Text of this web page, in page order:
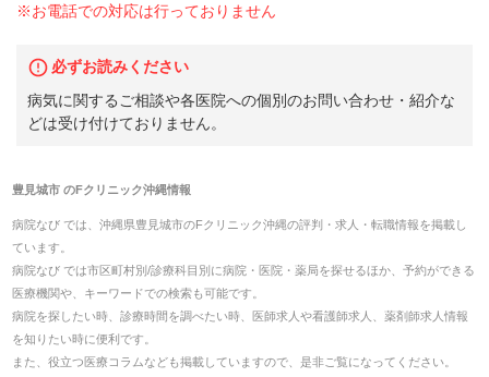
※お電話での対応は行っておりません
必ずお読みください
病気に関するご相談や各医院への個別のお問い合わせ・紹介な
どは受け付けておりません。
豊見城市のFクリニック沖縄情報
病院なび では、 沖縄県豊見城市のFクリニック沖縄の評判・求人・転職情報を掲載し
ています。
病院なび では市区町村別/診療科目別に病院・医院・薬局を探せるほか、予約ができる
医療機関や、キーワードでの検索も可能です。
病院を探したい時、診療時間を調べたい時、医師求人や看護師求人、薬剤師求人情報
を知りたい時に便利です。
また、役立つ医療コラムなども掲載していますので、是非ご覧になってください。